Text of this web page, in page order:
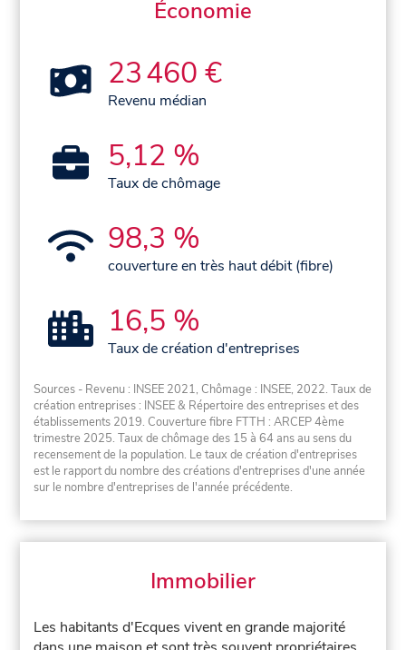
Économie
23 460 €
Revenu médian
5,12 %
Taux de chômage
98,3 %
couverture en très haut débit (fibre)
16,5 %
Taux de création d'entreprises
Sources - Revenu : INSEE 2021, Chômage : INSEE, 2022. Taux de
création entreprises : INSEE & Répertoire des entreprises et des
établissements 2019. Couverture fibre FTTH : ARCEP 4ème
trimestre 2025. Taux de chômage des 15 à 64 ans au sens du
recensement de la population. Le taux de création d'entreprises
est le rapport du nombre des créations d'entreprises d'une année
sur le nombre d'entreprises de l'année précédente.
Immobilier
Les habitants d'Ecques vivent en grande majorité